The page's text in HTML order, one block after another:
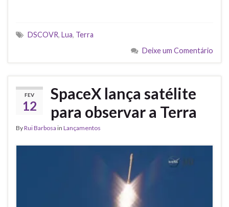
DSCOVR, Lua, Terra
Deixe um Comentário
FEV
12
SpaceX lança satélite
para observar a Terra
ByRui Barbosa in Lançamentos